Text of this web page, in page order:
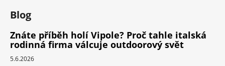
Blog
Znáte příběh holí Vipole? Proč tahle italská
rodinná firma válcuje outdoorový svět
5.6.2026